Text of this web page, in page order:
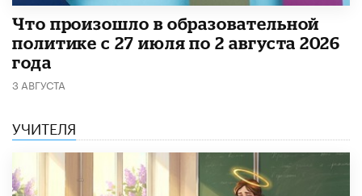
​Что произошло в образовательной
политике с 27 июля по 2 августа 2026
года
3 АВГУСТА
УЧИТЕЛЯ